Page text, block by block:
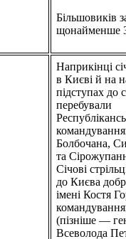
Більшовиків
щонайменше
Наприкінці
в Києві й на
підступах до
перебували
Болбочана,
та
Січові
до Києва
імені Костя
(пізніше —
Всеволода